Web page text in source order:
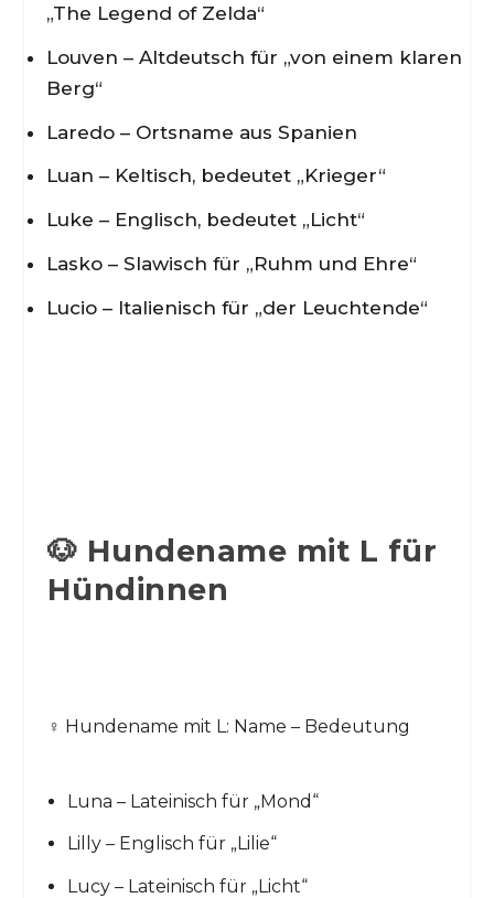
„The Legend of Zelda“
Louven – Altdeutsch für „von einem klaren
Berg“
Laredo – Ortsname aus Spanien
Luan – Keltisch, bedeutet „Krieger“
Luke – Englisch, bedeutet „Licht“
Lasko – Slawisch für „Ruhm und Ehre“
Lucio – Italienisch für „der Leuchtende“
🐶 Hundename mit L für
Hündinnen
♀️ Hundename mit L: Name – Bedeutung
Luna – Lateinisch für „Mond“
Lilly – Englisch für „Lilie“
Lucy – Lateinisch für „Licht“